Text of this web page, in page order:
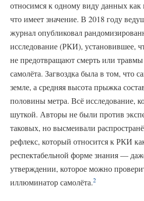
относимся к одному виду данных как
что имеет значение. В 2018 году
журнал опубликовал
исследование (РКИ), установившее,
не предотвращают смерть или
самолёта. Загвоздка была в том, что
земле, а средняя высота прыжка
половины метра. Всё исследование,
шуткой. Авторы не были против
таковых, но высмеивали
рефлекс, который относится к РКИ
респектабельной форме знания —
утверждении, которое можно
иллюминатор самолёта.2